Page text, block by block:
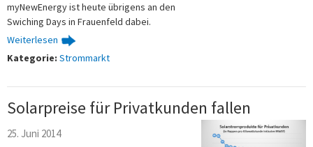
myNewEnergy ist heute übrigens an den
Swiching Days in Frauenfeld dabei.
Weiterlesen
Kategorie: Strommarkt
Solarpreise für Privatkunden fallen
25. Juni 2014